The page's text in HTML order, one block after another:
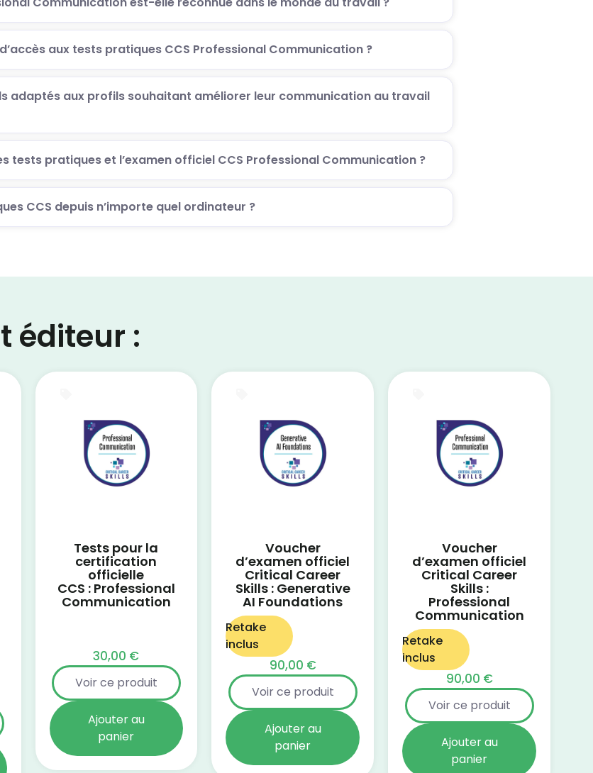
aux tests pratiques CCS Professional Communication ?
adaptés aux profils souhaitant améliorer leur communication au travail
tests pratiques et l’examen officiel CCS Professional Communication ?
CCS depuis n’importe quel ordinateur ?
éditeur :
Tests pour la
certification
officielle
CCS : Professional
Communication
30,00 €
Voir ce produit
Ajouter au
panier
Voucher
d’examen officiel
Critical Career
Skills : Generative
AI Foundations
Retake
inclus
90,00 €
Voir ce produit
Ajouter au
panier
Voucher
d’examen officiel
Critical Career
Skills :
Professional
Communication
Retake
inclus
90,00 €
Voir ce produit
Ajouter au
panier